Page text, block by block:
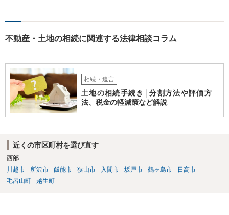
不動産・土地の相続に関連する法律相談コラム
相続・遺言
土地の相続手続き│分割方法や評価方
法、税金の軽減策など解説
近くの市区町村を選び直す
西部
川越市
所沢市 飯能市 狭山市 入間市 坂戸市 鶴ヶ島市
日高市
毛呂山町
越生町